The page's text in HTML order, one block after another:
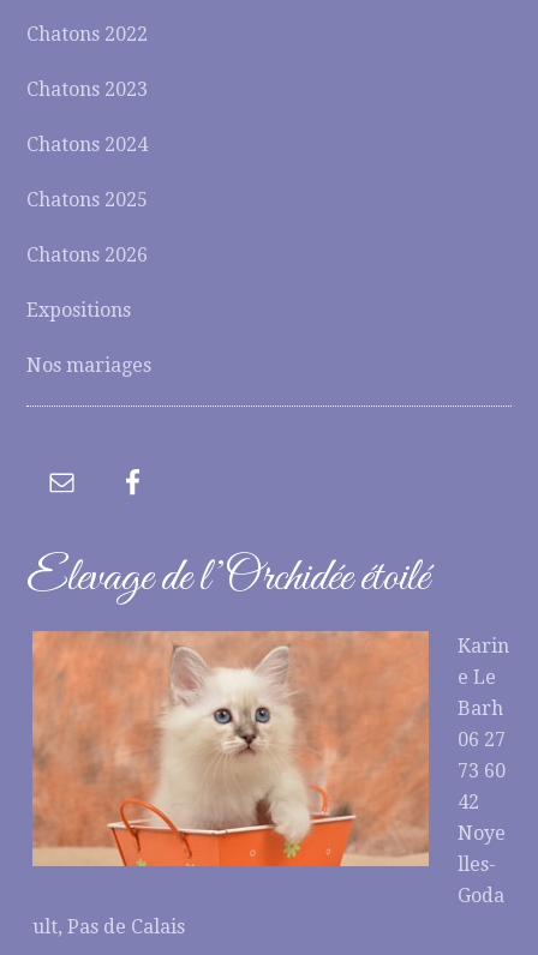
Chatons 2022
Chatons 2023
Chatons 2024
Chatons 2025
Chatons 2026
Expositions
Nos mariages
Elevage de l’Orchidée étoilé
Karin
e Le
Barh
06 27
73 60
42
Noye
lles-
Goda
ult, Pas de Calais